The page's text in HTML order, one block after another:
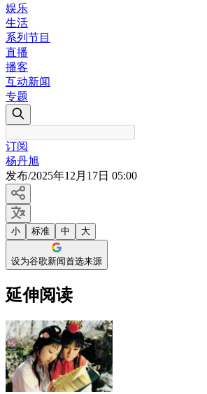
娱乐
生活
系列节目
直播
播客
互动新闻
专题
订阅
杨丹旭
发布/2025年12月17日 05:00
小 标准 中 大
设为谷歌新闻首选来源
延伸阅读